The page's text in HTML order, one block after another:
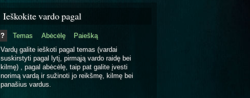
Ieškokite vardo pagal
? Temas Abėcėlę
Paiešką
Vardų galite ieškoti pagal temas (vardai
suskirstyti pagal lytį, pirmąją vardo raidę bei
kilmę) , pagal abėcėlę, taip pat galite įvesti
norimą vardą ir sužinoti jo reikšmę, kilmę bei
panašius vardus.